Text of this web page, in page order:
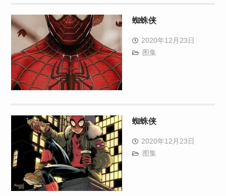
蜘蛛侠
2020年12月23日
图集
蜘蛛侠
2020年12月23日
图集